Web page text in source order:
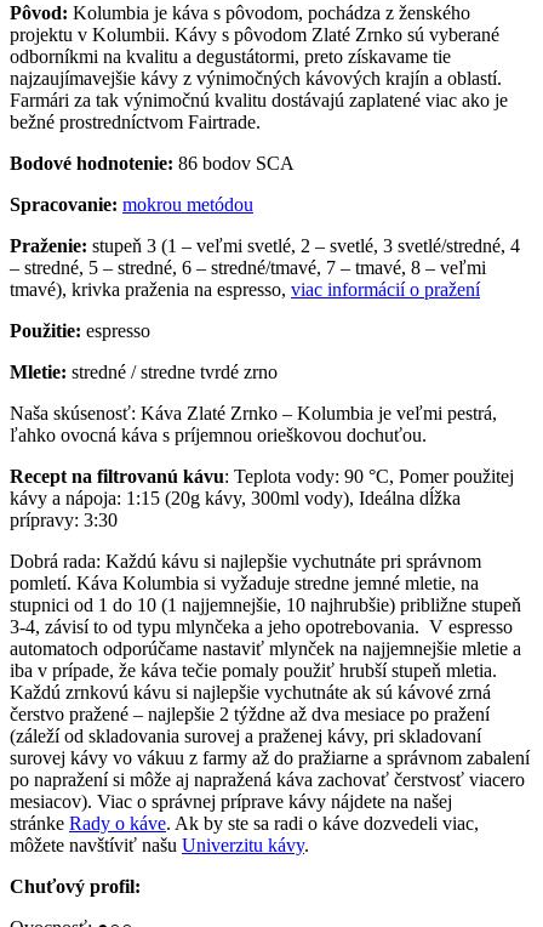
Pôvod: Kolumbia je káva s pôvodom, pochádza z ženského
projektu v Kolumbii. Kávy s pôvodom Zlaté Zrnko sú vyberané
odborníkmi na kvalitu a degustátormi, preto získavame tie
najzaujímavejšie kávy z výnimočných kávových krajín a oblastí.
Farmári za tak výnimočnú kvalitu dostávajú zaplatené viac ako je
bežné prostredníctvom Fairtrade.
Bodové hodnotenie: 86 bodov SCA
Spracovanie: mokrou metódou
Praženie: stupeň 3 (1 – veľmi svetlé, 2 – svetlé, 3 svetlé/stredné, 4
– stredné, 5 – stredné, 6 – stredné/tmavé, 7 – tmavé, 8 – veľmi
tmavé), krivka praženia na espresso, viac informácií o pražení
Použitie: espresso
Mletie: stredné / stredne tvrdé zrno
Naša skúsenosť: Káva Zlaté Zrnko – Kolumbia je veľmi pestrá,
ľahko ovocná káva s príjemnou orieškovou dochuťou.
Recept na filtrovanú kávu: Teplota vody: 90 °C, Pomer použitej
kávy a nápoja: 1:15 (20g kávy, 300ml vody), Ideálna dĺžka
prípravy: 3:30
Dobrá rada: Každú kávu si najlepšie vychutnáte pri správnom
pomletí. Káva Kolumbia si vyžaduje stredne jemné mletie, na
stupnici od 1 do 10 (1 najjemnejšie, 10 najhrubšie) približne stupeň
3-4, závisí to od typu mlynčeka a jeho opotrebovania. V espresso
automatoch odporúčame nastaviť mlynček na najjemnejšie mletie a
iba v prípade, že káva tečie pomaly použiť hrubší stupeň mletia.
Každú zrnkovú kávu si najlepšie vychutnáte ak sú kávové zrná
čerstvo pražené – najlepšie 2 týždne až dva mesiace po pražení
(záleží od skladovania surovej a praženej kávy, pri skladovaní
surovej kávy vo vákuu z farmy až do pražiarne a správnom zabalení
po napražení si môže aj napražená káva zachovať čerstvosť viacero
mesiacov). Viac o správnej príprave kávy nájdete na našej
stránke Rady o káve. Ak by ste sa radi o káve dozvedeli viac,
môžete navštíviť našu Univerzitu kávy.
Chuťový profil: